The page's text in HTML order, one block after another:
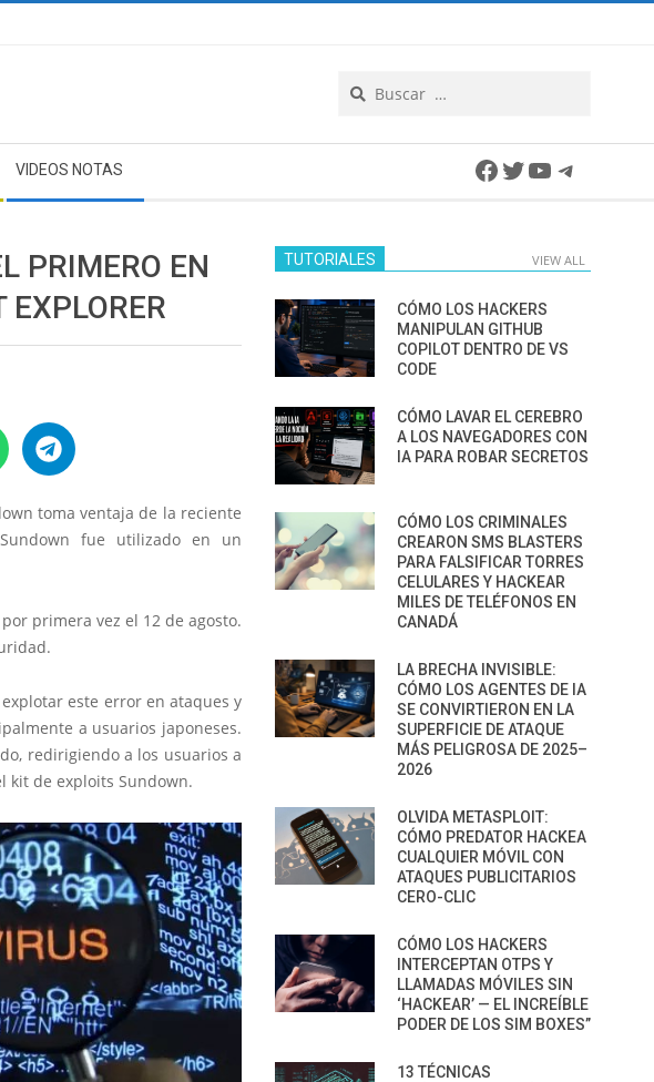
VIDEOS NOTAS Facebook
Twitter
YouTube
PRIMERO EN
toma ventaja de la reciente
Sundown fue utilizado en un
primera vez el 12 de agosto.
este error en ataques y
a usuarios japoneses.
redirigiendo a los usuarios a
kit de exploits Sundown.
TUTORIALES VIEW ALL
CÓMO LOS HACKERS
MANIPULAN GITHUB
COPILOT DENTRO DE VS
CODE
CÓMO LAVAR EL CEREBRO
A LOS NAVEGADORES CON
IA PARA ROBAR SECRETOS
CÓMO LOS CRIMINALES
CREARON SMS BLASTERS
PARA FALSIFICAR TORRES
CELULARES Y HACKEAR
MILES DE TELÉFONOS EN
CANADÁ
LA BRECHA INVISIBLE:
CÓMO LOS AGENTES DE IA
SE CONVIRTIERON EN LA
SUPERFICIE DE ATAQUE
MÁS PELIGROSA DE 2025–
2026
OLVIDA METASPLOIT:
CÓMO PREDATOR HACKEA
CUALQUIER MÓVIL CON
ATAQUES PUBLICITARIOS
CERO-CLIC
CÓMO LOS HACKERS
INTERCEPTAN OTPS Y
LLAMADAS MÓVILES SIN
‘HACKEAR’ — EL INCREÍBLE
PODER DE LOS SIM BOXES”
13 TÉCNICAS